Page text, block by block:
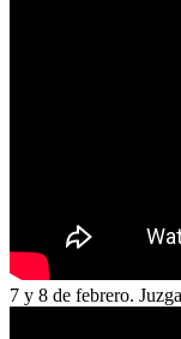
7 y 8 de febrero.